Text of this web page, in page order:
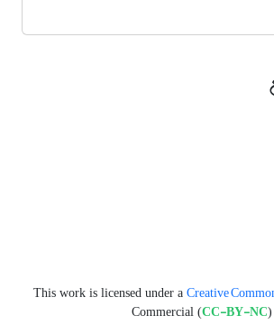
This work is licensed under a Creative
Commercial (CC-BY-NC)